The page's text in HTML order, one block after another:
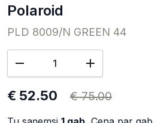
Polaroid
PLD 8009/N GREEN 44
€ 52.50 € 75.00